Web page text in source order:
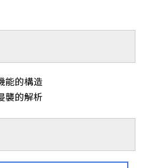
能的構造
襲的解析